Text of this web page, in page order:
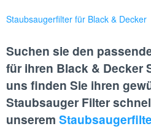
Staubsaugerfilter für Black & Decker
Suchen sie den
für ihren Black & Decker
uns finden Sie ihren
Staubsauger Filter
unserem